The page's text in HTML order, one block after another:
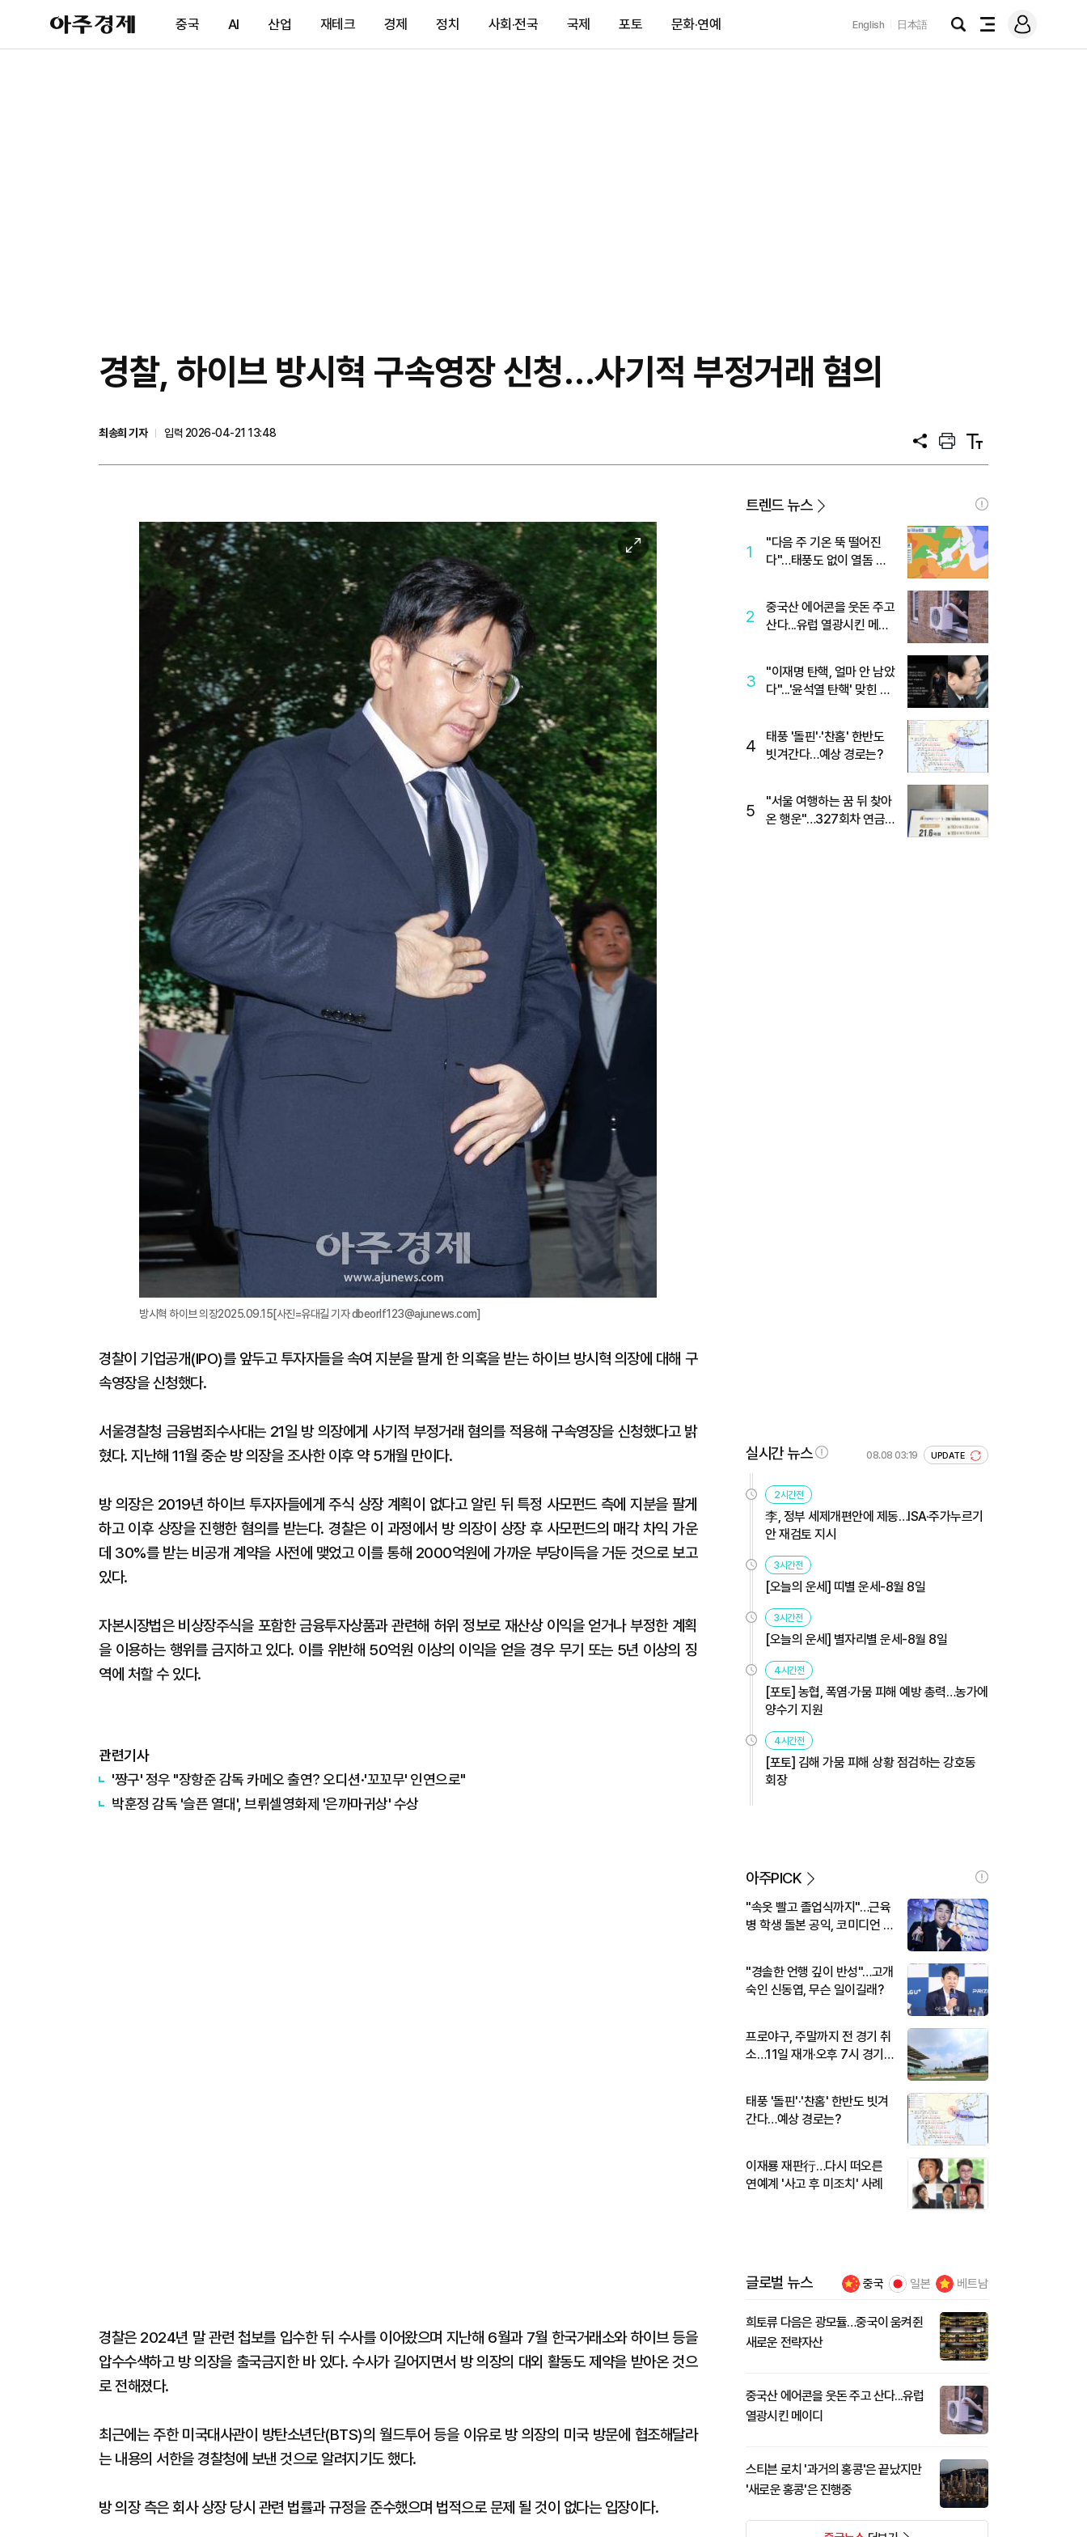
아
주
제
중국 AI 산업 재테크 경제 정치 사회·전국 국제 포토 문화·연예 English 日本語
검
전
메
그
경찰, 하이브 방시혁 구속영장 신청…사기적 부정거래 혐의
최송희 기자
입력 2026-04-21 13:48
공
프
트
텍
트
이
미
지
확
대
방시혁 하이브 의장2025.09.15[사진=유대길 기자 dbeorlf123@ajunews.com]
경찰이 기업공개(IPO)를 앞두고 투자자들을 속여 지분을 팔게 한 의혹을 받는 하이브 방시혁 의장에 대해 구
속영장을 신청했다.
서울경찰청 금융범죄수사대는 21일 방 의장에게 사기적 부정거래 혐의를 적용해 구속영장을 신청했다고 밝
혔다. 지난해 11월 중순 방 의장을 조사한 이후 약 5개월 만이다.
방 의장은 2019년 하이브 투자자들에게 주식 상장 계획이 없다고 알린 뒤 특정 사모펀드 측에 지분을 팔게
하고 이후 상장을 진행한 혐의를 받는다. 경찰은 이 과정에서 방 의장이 상장 후 사모펀드의 매각 차익 가운
데 30%를 받는 비공개 계약을 사전에 맺었고 이를 통해 2000억원에 가까운 부당이득을 거둔 것으로 보고
있다.
자본시장법은 비상장주식을 포함한 금융투자상품과 관련해 허위 정보로 재산상 이익을 얻거나 부정한 계획
을 이용하는 행위를 금지하고 있다. 이를 위반해 50억원 이상의 이익을 얻을 경우 무기 또는 5년 이상의 징
역에 처할 수 있다.
관련기사
'짱구' 정우 "장항준 감독 카메오 출연? 오디션·'꼬꼬무' 인연으로"
박훈정 감독 '슬픈 열대', 브뤼셀영화제 '은까마귀상' 수상
경찰은 2024년 말 관련 첩보를 입수한 뒤 수사를 이어왔으며 지난해 6월과 7월 한국거래소와 하이브 등을
압수수색하고 방 의장을 출국금지한 바 있다. 수사가 길어지면서 방 의장의 대외 활동도 제약을 받아온 것으
로 전해졌다.
최근에는 주한 미국대사관이 방탄소년단(BTS)의 월드투어 등을 이유로 방 의장의 미국 방문에 협조해달라
는 내용의 서한을 경찰청에 보낸 것으로 알려지기도 했다.
방 의장 측은 회사 상장 당시 관련 법률과 규정을 준수했으며 법적으로 문제 될 것이 없다는 입장이다.
트렌드 뉴스
1
"다음 주 기온 뚝 떨어진
다"…태풍도 없이 열돔 박
2
중국산 에어콘을 웃돈 주고
산다...유럽 열광시킨 메이
3
"이재명 탄핵, 얼마 안 남았
다"...'윤석열 탄핵' 맞힌 무
4
태풍 '돌핀'·'찬홈' 한반도
빗겨간다…예상 경로는?
5
"서울 여행하는 꿈 뒤 찾아
온 행운"…327회차 연금
실시간 뉴스 08.08 03:19 UPDATE
2시간전
李, 정부 세제개편안에 제동…ISA·주가누르기
안 재검토 지시
3시간전
[오늘의 운세] 띠별 운세-8월 8일
3시간전
[오늘의 운세] 별자리별 운세-8월 8일
4시간전
[포토] 농협, 폭염·가뭄 피해 예방 총력…농가에
양수기 지원
4시간전
[포토] 김해 가뭄 피해 상황 점검하는 강호동
회장
아주PICK
"속옷 빨고 졸업식까지"…근육
병 학생 돌본 공익, 코미디언 김
"경솔한 언행 깊이 반성"…고개
숙인 신동엽, 무슨 일이길래?
프로야구, 주말까지 전 경기 취
소…11일 재개·오후 7시 경기
태풍 '돌핀'·'찬홈' 한반도 빗겨
간다…예상 경로는?
이재룡 재판行…다시 떠오른
연예계 '사고 후 미조치' 사례
글로벌 뉴스 중국 일본 베트남
희토류 다음은 광모듈…중국이 움켜쥔
새로운 전략자산
중국산 에어콘을 웃돈 주고 산다...유럽
열광시킨 메이디
스티븐 로치 '과거의 홍콩'은 끝났지만
'새로운 홍콩'은 진행중